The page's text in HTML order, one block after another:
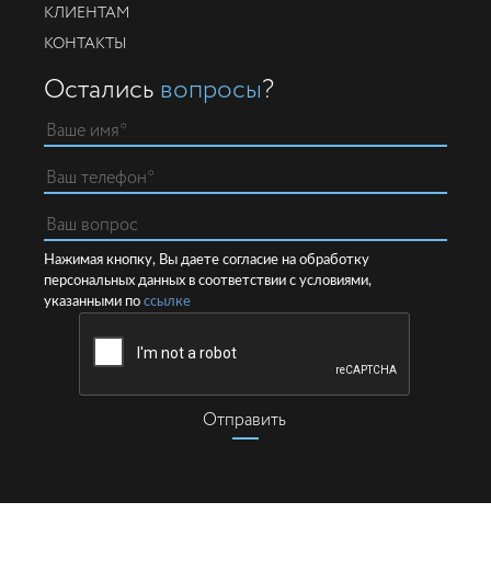
КЛИЕНТАМ
КОНТАКТЫ
Остались вопросы?
Нажимая кнопку, Вы даете согласие на обработку
персональных данных в соответствии с условиями,
указанными по ссылке